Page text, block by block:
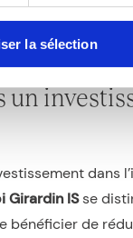
la sélection
un
dans
Girardin ISse
de